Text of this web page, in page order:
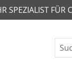
SPEZIALIST FÜR